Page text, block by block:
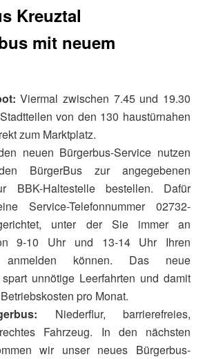
Kreuztal
mit neuem
Viermal zwischen 7.45 und 19.30
von den 130 haustürnahen
zum Marktplatz.
neuen Bürgerbus-Service nutzen
BürgerBus zur angegebenen
BBK-Haltestelle bestellen. Dafür
Service-Telefonnummer 02732-
unter der Sie immer an
9-10 Uhr und 13-14 Uhr Ihren
anmelden können. Das neue
unnötige Leerfahrten und damit
pro Monat.
Niederflur, barrierefreies,
Fahrzeug. In den nächsten
wir unser neues Bürgerbus-